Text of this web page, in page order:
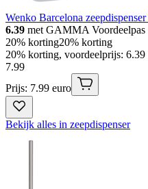
Wenko Barcelona
6.39 met GAMMA Voordeelpas
20% korting20% korting
20% korting, voordeelprijs:
7.99
Prijs: 7.99 euro
Bekijk alles in zeepdispenser